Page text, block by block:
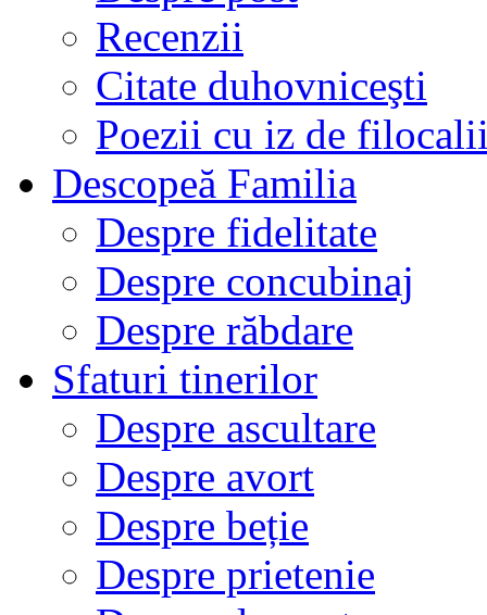
Recenzii
Citate duhovniceşti
Poezii cu iz de
Descopeă Familia
Despre fidelitate
Despre concubinaj
Despre răbdare
Sfaturi tinerilor
Despre ascultare
Despre avort
Despre beție
Despre prietenie